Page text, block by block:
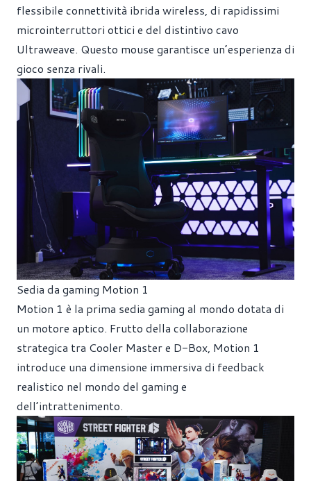
flessibile connettività ibrida wireless, di rapidissimi
microinterruttori ottici e del distintivo cavo
Ultraweave. Questo mouse garantisce un’esperienza di
gioco senza rivali.
Sedia da gaming Motion 1
Motion 1 è la prima sedia gaming al mondo dotata di
un motore aptico. Frutto della collaborazione
strategica tra Cooler Master e D-Box, Motion 1
introduce una dimensione immersiva di feedback
realistico nel mondo del gaming e
dell’intrattenimento.